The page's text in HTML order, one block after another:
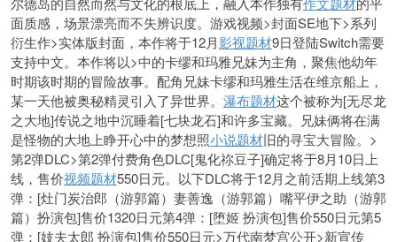
面质感，场景漂亮而不失辨识度。游戏视频>封面SE地下>系列
衍生作>实体版封面，本作将于12月影视题材9日登陆Switch需要
支持中文。本作将以>中的卡缪和玛雅兄妹为主角，聚焦他幼年
时期该时期的冒险故事。配角兄妹卡缪和玛雅生活在维京船上，
某一天他被奥秘精灵引入了异世界。 瀑布题材这个被称为[无尽龙
之大地]传说之地中沉睡着[七块龙石]和许多宝藏。兄妹俩将在满
是怪物的大地上睁开心中的梦想照小说题材旧的寻宝大冒险。>
第2弹DLC>第2弹付费角色DLC[鬼化祢豆子]确定将于8月10日上
线，售价视频题材550日元。以下DLC将于12月之前活期上线第3
弹：[灶门炭治郎（游郭篇）妻善逸（游郭篇）嘴平伊之助（游郭
篇）扮演包]售价1320日元第4弹：[堕姬 扮演包]售价550日元第5
弹：[妓夫太郎 扮演包]售价550日元>万代南梦宫公开>新宣传